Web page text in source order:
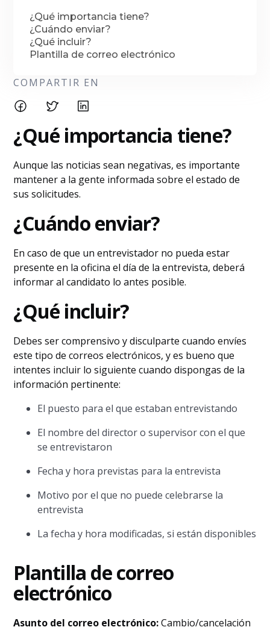
¿Qué importancia tiene?
¿Cuándo enviar?
¿Qué incluir?
Plantilla de correo electrónico
COMPARTIR EN
¿Qué importancia tiene?
Aunque las noticias sean negativas, es importante
mantener a la gente informada sobre el estado de
sus solicitudes.
¿Cuándo enviar?
En caso de que un entrevistador no pueda estar
presente en la oficina el día de la entrevista, deberá
informar al candidato lo antes posible.
¿Qué incluir?
Debes ser comprensivo y disculparte cuando envíes
este tipo de correos electrónicos, y es bueno que
intentes incluir lo siguiente cuando dispongas de la
información pertinente:
El puesto para el que estaban entrevistando
El nombre del director o supervisor con el que
se entrevistaron
Fecha y hora previstas para la entrevista
Motivo por el que no puede celebrarse la
entrevista
La fecha y hora modificadas, si están disponibles
Plantilla de correo
electrónico
Asunto del correo electrónico:Cambio/cancelación